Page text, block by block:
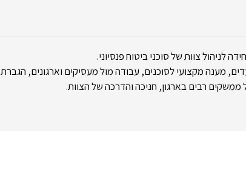
לניהול צוות של סוכני ביטוח פנסיוני.
מענה מקצועי לסוכנים, עבודה מול מעסיקים וארגונים, הגברת
ממשקים רבים בארגון, חניכה והדרכה של הצוות.